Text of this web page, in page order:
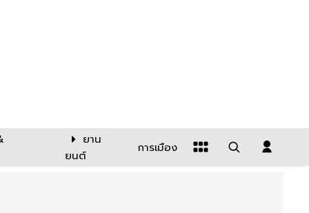
ยาน
ยนต์
การเมือง